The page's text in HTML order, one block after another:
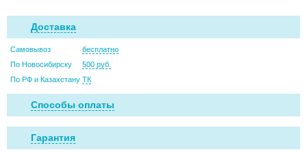
Доставка
Самовывоз
бесплатно
По Новосибирску
500 руб.
По РФ и Казахстану ТК
Способы оплаты
Гарантия